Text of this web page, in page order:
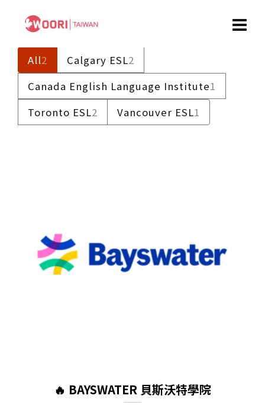
All2 Calgary ESL2
Canada English Language Institute1
Toronto ESL2 Vancouver ESL1
🔥 BAYSWATER 貝斯沃特學院